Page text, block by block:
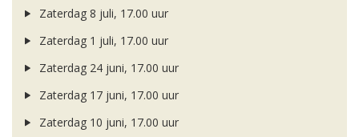
Zaterdag 8 juli, 17.00 uur
Zaterdag 1 juli, 17.00 uur
Zaterdag 24 juni, 17.00 uur
Zaterdag 17 juni, 17.00 uur
Zaterdag 10 juni, 17.00 uur